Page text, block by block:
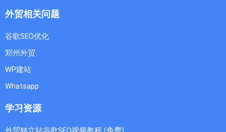
外贸相关问题
谷歌SEO优化
郑州外贸
WP建站
Whatsapp
学习资源